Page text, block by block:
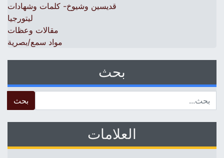
قديسين وشيوخ- كلمات وشهادات
ليتورجيا
مقالات وعظات
مواد سمع/بصرية
بحث
العلامات